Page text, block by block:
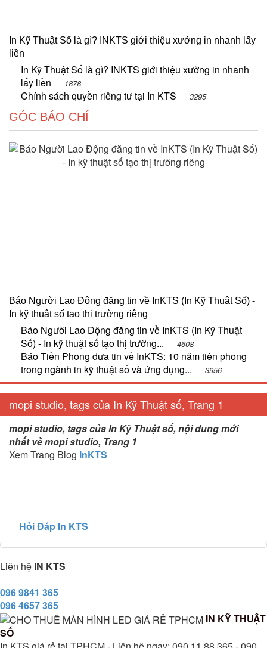
In Kỹ Thuật Số là gì? INKTS giới thiệu xưởng in nhanh lấy
liền
In Kỹ Thuật Số là gì? INKTS giới thiệu xưởng in nhanh
lấy liền
1878
Chính sách quyền riêng tư tại In KTS 3295
GÓC BÁO CHÍ
Báo Người Lao Động đăng tin về InKTS (In Kỹ Thuật Số) -
In kỹ thuật số tạo thị trường riêng
Báo Người Lao Động đăng tin về InKTS (In Kỹ Thuật
Số) - In kỹ thuật số tạo thị trường...
4608
Báo Tiền Phong đưa tin về InKTS: 10 năm tiên phong
trong ngành in kỹ thuật số và ứng dụng...
3956
mopi studio, tags của In Kỹ Thuật số, Trang 1
mopi studio, tags của In Kỹ Thuật số, nội dung mới
nhất về mopi studio, Trang 1
Xem Trang Blog InKTS
Hỏi Đáp In KTS
Liên hệ IN KTS
096 9841 365
096 4657 365
IN KỸ THUẬT
SỐ